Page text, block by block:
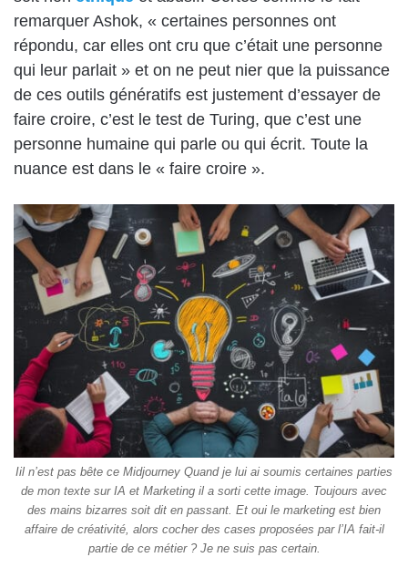
remarquer Ashok, « certaines personnes ont
répondu, car elles ont cru que c’était une personne
qui leur parlait » et on ne peut nier que la puissance
de ces outils génératifs est justement d’essayer de
faire croire, c’est le test de Turing, que c’est une
personne humaine qui parle ou qui écrit. Toute la
nuance est dans le « faire croire ».
Iil n’est pas bête ce Midjourney Quand je lui ai soumis certaines parties
de mon texte sur IA et Marketing il a sorti cette image. Toujours avec
des mains bizarres soit dit en passant. Et oui le marketing est bien
affaire de créativité, alors cocher des cases proposées par l’IA fait-il
partie de ce métier ? Je ne suis pas certain.